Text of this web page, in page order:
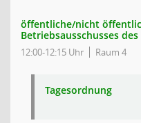
öffentliche/nicht
Betriebsausschusses
12:00-12:15 Uhr Raum 4
Tagesordnung